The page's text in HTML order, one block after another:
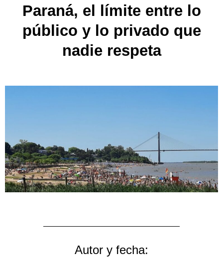
Paraná, el límite entre lo
público y lo privado que
nadie respeta
Autor y fecha: